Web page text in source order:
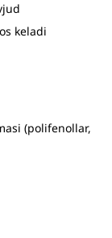
keladi
(polifenollar,